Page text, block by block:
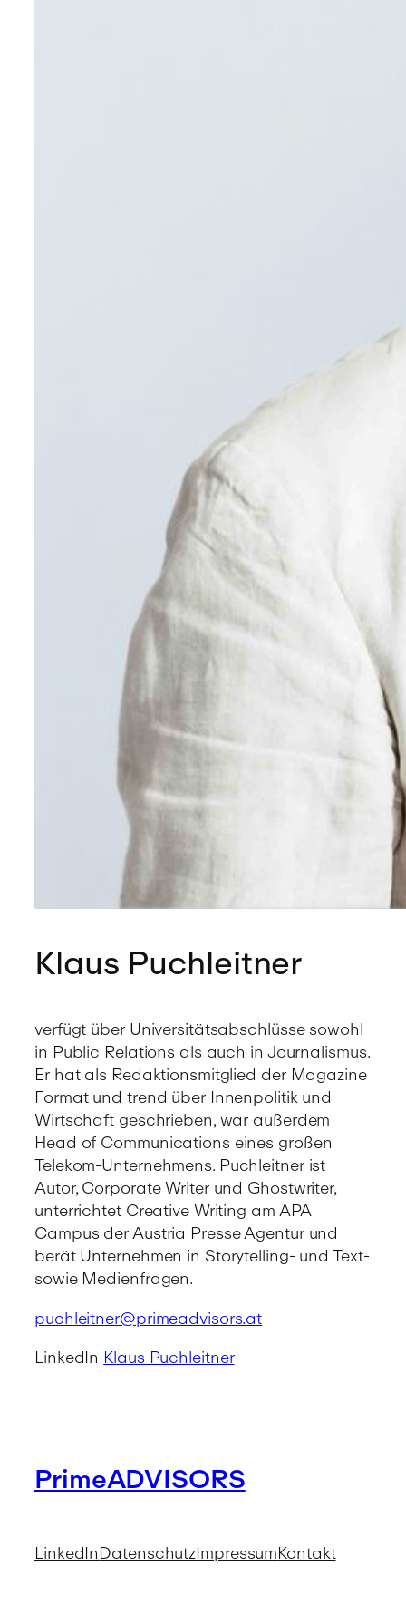
Klaus Puchleitner
verfügt über Universitätsabschlüsse sowohl
in Public Relations als auch in Journalismus.
Er hat als Redaktionsmitglied der Magazine
Format und trend über Innenpolitik und
Wirtschaft geschrieben, war außerdem
Head of Communications eines großen
Telekom-Unternehmens. Puchleitner ist
Autor, Corporate Writer und Ghostwriter,
unterrichtet Creative Writing am APA
Campus der Austria Presse Agentur und
berät Unternehmen in Storytelling- und Text-
sowie Medienfragen.
puchleitner@primeadvisors.at
LinkedIn Klaus Puchleitner
PrimeADVISORS
LinkedInDatenschutzImpressumKontakt